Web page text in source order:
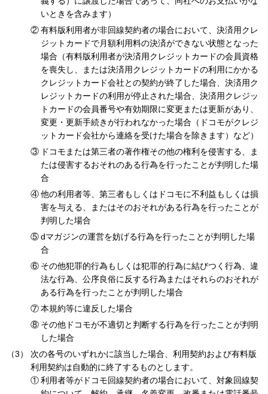
いときを含みます）
有料版利用者が非回線契約者の場合において、決済用クレ
ジットカードで月額利用料の決済ができない状態となった
場合（有料版利用者が決済用クレジットカードの会員資格
を喪失し、または決済用クレジットカードの利用にかかる
クレジットカード会社との契約が終了した場合、決済用ク
レジットカードの利用が停止された場合、決済用クレジッ
トカードの会員番号や有効期限に変更または更新があり、
変更・更新手続きが行われなかった場合（ドコモがクレジ
ットカード会社から連絡を受けた場合を除きます）など）
ドコモまたは第三者の著作権その他の権利を侵害する、ま
たは侵害するおそれのある行為を行ったことが判明した場
合
他の利用者等、第三者もしくはドコモに不利益もしくは損
害を与える、またはそのおそれがある行為を行ったことが
判明した場合
dマガジンの運営を妨げる行為を行ったことが判明した場
合
その他犯罪的行為もしくは犯罪的行為に結びつく行為、違
法な行為、公序良俗に反する行為またはそれらのおそれが
ある行為を行ったことが判明した場合
本規約等に違反した場合
その他ドコモが不適切と判断する行為を行ったことが判明
した場合
次の各号のいずれかに該当した場合、利用契約および有料版
利用契約は自動的に終了するものとします。
利用者等がドコモ回線契約者の場合において、対象回線契